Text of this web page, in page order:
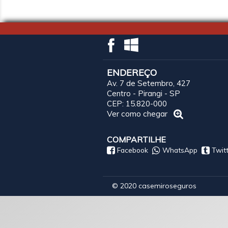
ENDEREÇO
Av. 7 de Setembro, 427
Centro - Pirangi - SP
CEP: 15.820-000
Ver como chegar
COMPARTILHE
Facebook WhatsApp
© 2020 casemiroseguros